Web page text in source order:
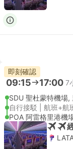
即刻確認
09:15 17:00 7
SDU 聖杜蒙特機場,
自行接駁 | 航班+航
POA 阿雷格里港機